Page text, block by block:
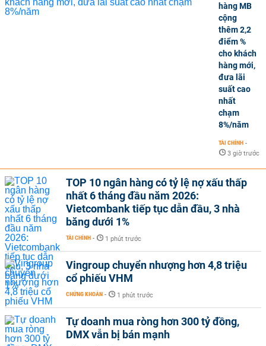
hàng MB
cộng
thêm 2,2
điểm %
cho khách
hàng mới,
đưa lãi
suất cao
nhất
chạm
8%/năm
TÀI CHÍNH -
3 giờ trước
TOP 10 ngân hàng có tỷ lệ nợ xấu thấp
nhất 6 tháng đầu năm 2026:
Vietcombank tiếp tục dẫn đầu, 3 nhà
băng dưới 1%
TÀI CHÍNH - 1 phút trước
Vingroup chuyển nhượng hơn 4,8 triệu
cổ phiếu VHM
CHỨNG KHOÁN - 1 phút trước
Tự doanh mua ròng hơn 300 tỷ đồng,
DMX vẫn bị bán mạnh